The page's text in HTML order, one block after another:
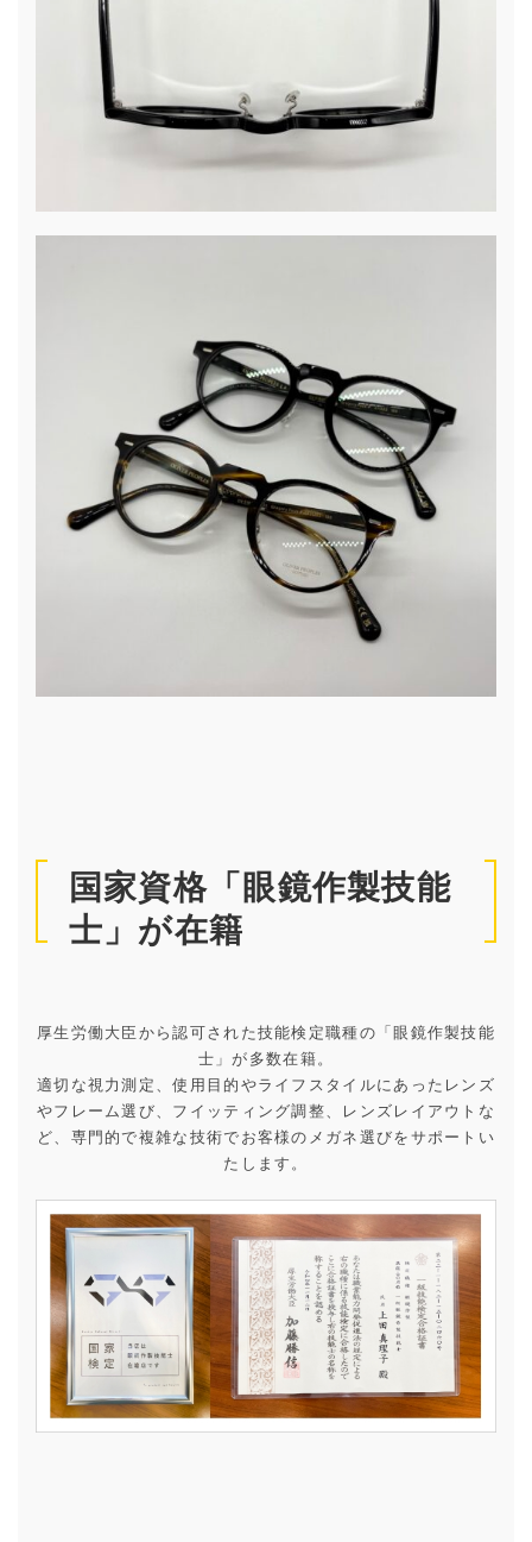
国家資格「眼鏡作製技能
士」が在籍
厚生労働大臣から認可された技能検定職種の「眼鏡作製技能
士」が多数在籍。
適切な視力測定、使用目的やライフスタイルにあったレンズ
やフレーム選び、フイッティング調整、レンズレイアウトな
ど、専門的で複雑な技術でお客様のメガネ選びをサポートい
たします。